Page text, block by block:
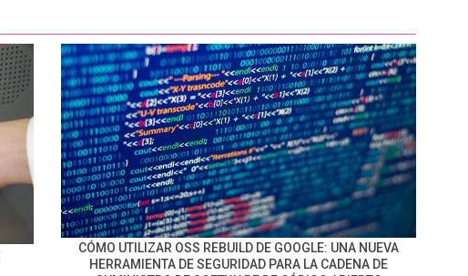
CÓMO UTILIZAR OSS REBUILD DE GOOGLE: UNA NUEVA
HERRAMIENTA DE SEGURIDAD PARA LA CADENA DE